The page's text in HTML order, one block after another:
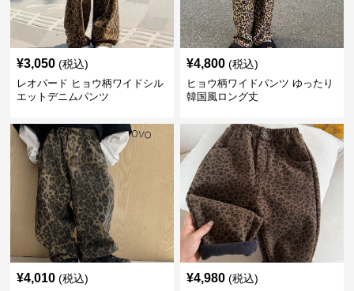
¥3,050 (税込)
レオパード ヒョウ柄ワイドシル
エットデニムパンツ
¥4,800 (税込)
ヒョウ柄ワイドパンツ ゆったり
韓国風ロング丈
¥4,010 (税込) ¥4,980 (税込)